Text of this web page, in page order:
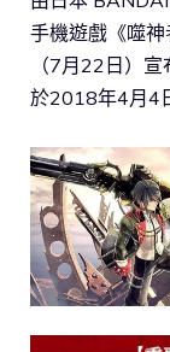
手機遊戲《噬
（7月22日）
於2018年4月4